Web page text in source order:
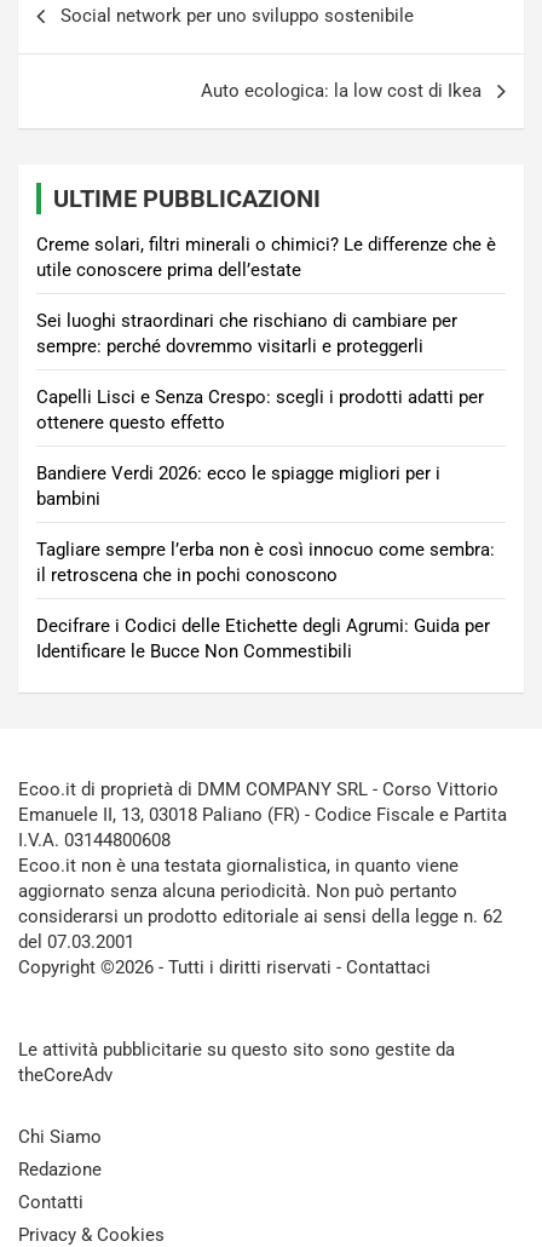
Social network per uno sviluppo sostenibile
Auto ecologica: la low cost di Ikea
ULTIME PUBBLICAZIONI
Creme solari, filtri minerali o chimici? Le differenze che è
utile conoscere prima dell’estate
Sei luoghi straordinari che rischiano di cambiare per
sempre: perché dovremmo visitarli e proteggerli
Capelli Lisci e Senza Crespo: scegli i prodotti adatti per
ottenere questo effetto
Bandiere Verdi 2026: ecco le spiagge migliori per i
bambini
Tagliare sempre l’erba non è così innocuo come sembra:
il retroscena che in pochi conoscono
Decifrare i Codici delle Etichette degli Agrumi: Guida per
Identificare le Bucce Non Commestibili
Ecoo.it di proprietà di DMM COMPANY SRL - Corso Vittorio
Emanuele II, 13, 03018 Paliano (FR) - Codice Fiscale e Partita
I.V.A. 03144800608
Ecoo.it non è una testata giornalistica, in quanto viene
aggiornato senza alcuna periodicità. Non può pertanto
considerarsi un prodotto editoriale ai sensi della legge n. 62
del 07.03.2001
Copyright ©2026 - Tutti i diritti riservati - Contattaci
Le attività pubblicitarie su questo sito sono gestite da
theCoreAdv
Chi Siamo
Redazione
Contatti
Privacy & Cookies